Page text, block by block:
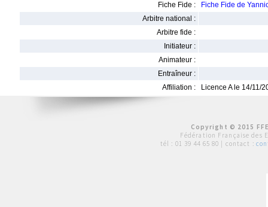
Fiche Fide :
Fiche Fide de
Arbitre national :
Arbitre fide :
Initiateur :
Animateur :
Entraîneur :
Affiliation :
Licence A le 14/11/
Copyright © 2015
Fédération Française des
tél : 01 39 44 65 80 | contact :